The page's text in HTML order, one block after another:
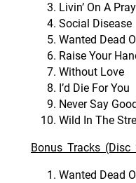
Livin’ On A
Social Disease
Wanted Dead
Raise Your
Without Love
I’d Die For You
Never Say
Wild In The
Bonus Tracks (Disc
Wanted Dead